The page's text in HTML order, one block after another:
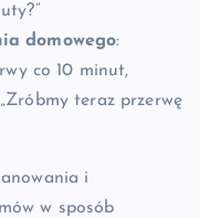
domowego:
co 10 minut,
teraz przerwę
i
w sposób